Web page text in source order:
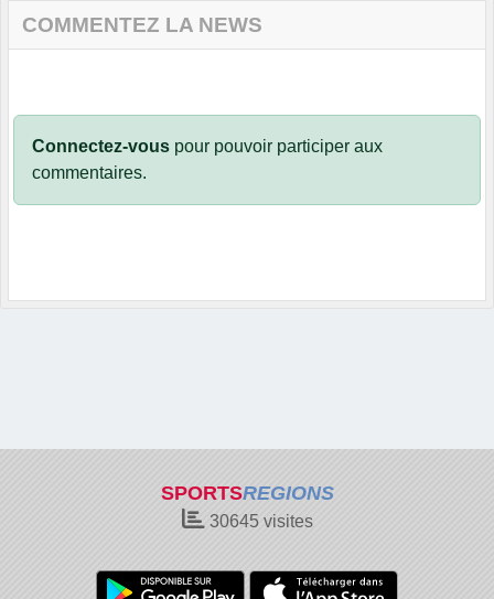
COMMENTEZ LA NEWS
Connectez-vous pour pouvoir participer aux
commentaires.
SPORTSREGIONS
30645visites